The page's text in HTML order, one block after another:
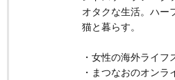
オタクな生活。ハー
猫と暮らす。
・女性の海外ライフ
・まつなおのオンラ